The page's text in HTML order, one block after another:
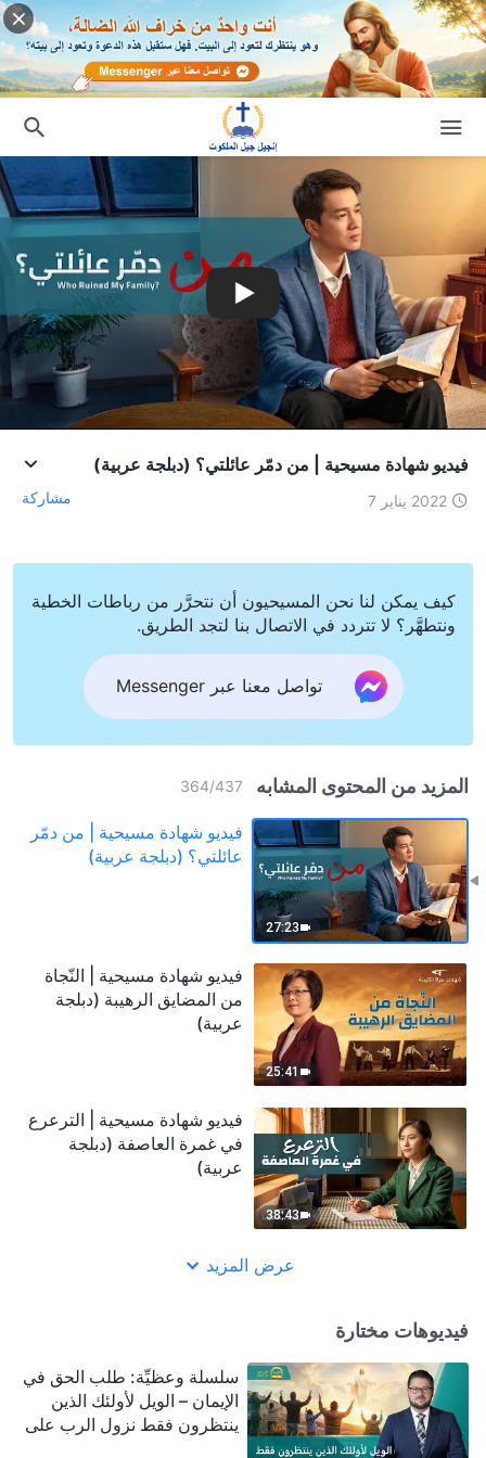
فيديو شهادة مسيحية | من دمّر عائلتي؟ (دبلجة عربية)
2022 يناير 7 مشاركة
كيف يمكن لنا نحن المسيحيون أن نتحرَّر من رباطات الخطية
ونتطهَّر؟ لا تتردد في الاتصال بنا لتجد الطريق.
تواصل معنا عبر Messenger
المزيد من المحتوى المشابه 364/437
27:23
فيديو شهادة مسيحية | من دمّر
عائلتي؟ (دبلجة عربية)
25:41
فيديو شهادة مسيحية | النّجاة
من المضايق الرهيبة (دبلجة
عربية)
38:43
فيديو شهادة مسيحية | الترعرع
في غمرة العاصفة (دبلجة
عربية)
عرض المزيد
فيديوهات مختارة
سلسلة وعظيِّة: طلب الحق في
الإيمان – الويل لأولئك الذين
ينتظرون فقط نزول الرب على